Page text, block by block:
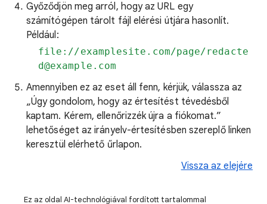
Győződjön meg arról, hogy az URL egy
számítógépen tárolt fájl elérési útjára hasonlít.
Például:
file://examplesite.com/page/redacte
d@example.com
Amennyiben ez az eset áll fenn, kérjük, válassza az
„Úgy gondolom, hogy az értesítést tévedésből
kaptam. Kérem, ellenőrizzék újra a fiókomat.”
lehetőséget az irányelv-értesítésben szereplő linken
keresztül elérhető űrlapon.
Vissza az elejére
Ez az oldal AI-technológiával fordított tartalommal